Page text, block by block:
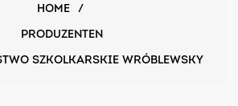
HOME /
PRODUZENTEN
SZKOLKARSKIE WRÓBLEWSKY